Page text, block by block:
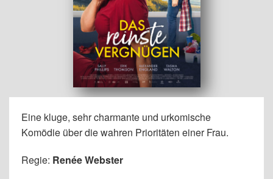
Eine kluge, sehr charmante und urkomische
Komödie über die wahren Prioritäten einer Frau.
Regie: Renée Webster